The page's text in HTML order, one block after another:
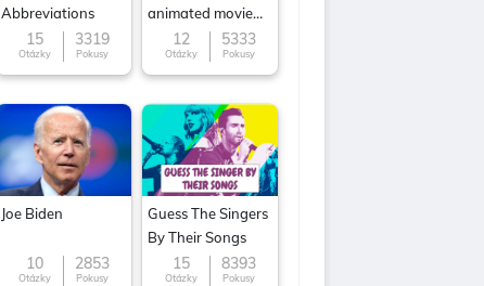
Abbreviations
15
Otázky
3319
Pokusy
animated movie
character
12
Otázky
5333
Pokusy
Joe Biden
10
Otázky
2853
Pokusy
Guess The Singers
By Their Songs
15
Otázky
8393
Pokusy